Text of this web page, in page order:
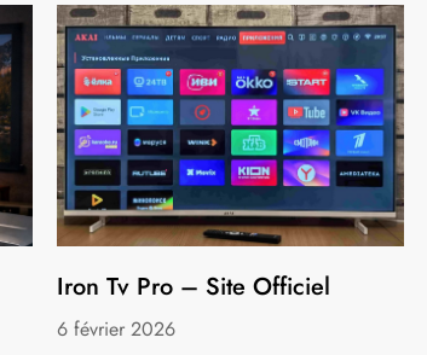
Iron Tv Pro – Site Officiel
6 février 2026